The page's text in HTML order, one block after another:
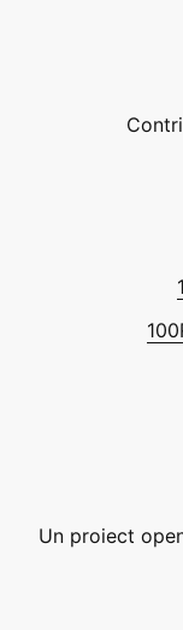
Un proiect